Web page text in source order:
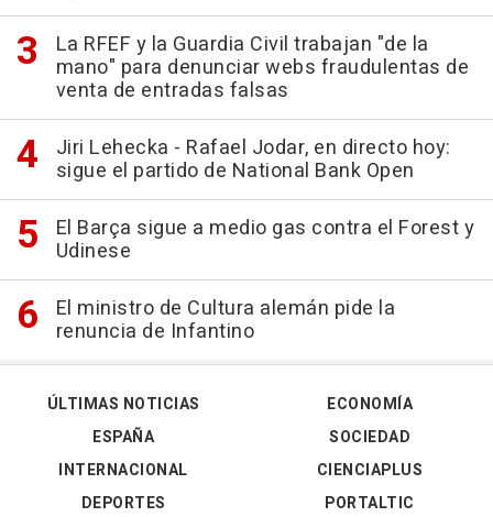
La RFEF y la Guardia Civil trabajan "de la
mano" para denunciar webs fraudulentas de
venta de entradas falsas
Jiri Lehecka - Rafael Jodar, en directo hoy:
sigue el partido de National Bank Open
El Barça sigue a medio gas contra el Forest y
Udinese
El ministro de Cultura alemán pide la
renuncia de Infantino
ÚLTIMAS NOTICIAS
ESPAÑA
INTERNACIONAL
DEPORTES
ECONOMÍA
SOCIEDAD
CIENCIAPLUS
PORTALTIC